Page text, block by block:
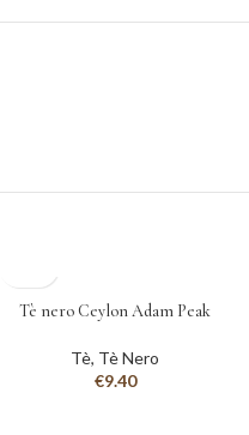
Tè nero Ceylon Adam Peak
Tè, Tè Nero
€9.40